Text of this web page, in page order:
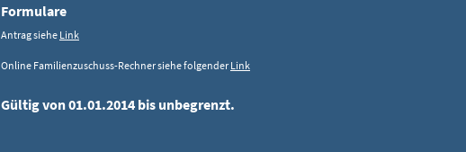
Formulare
Antrag siehe Link
Online Familienzuschuss-Rechner siehe folgender Link
Gültig von 01.01.2014 bis unbegrenzt.